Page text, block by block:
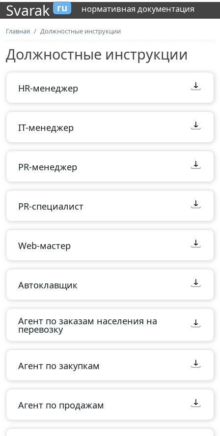
Svarak ru нормативная документация
Главная Должностные инструкции
Должностные инструкции
HR-менеджер
IT-менеджер
PR-менеджер
PR-специалист
Web-мастер
Автоклавщик
Агент по заказам населения на
перевозку
Агент по закупкам
Агент по продажам